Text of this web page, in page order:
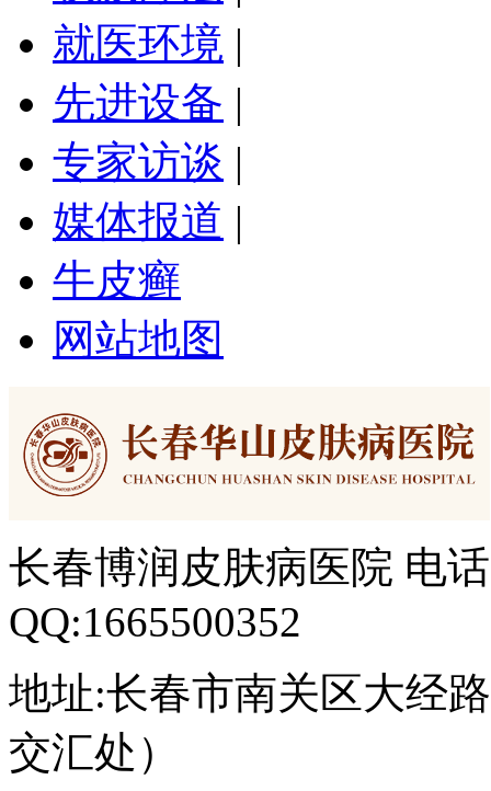
就医环境 |
先进设备 |
专家访谈 |
媒体报道 |
牛皮癣
网站地图
长春博润皮肤病医院 电
QQ:1665500352
地址:长春市南关区大经
交汇处）